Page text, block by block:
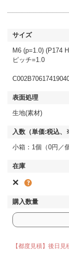
M6 (p=1.0) (P174
ピッチ=1.0
生地(素材)
小箱：1個（0円／個
×
【都度見積】後日